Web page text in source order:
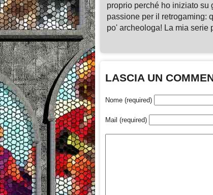
proprio perché ho iniziato su
passione per il retrogaming:
po' archeologa! La mia serie
LASCIA UN
Nome (required)
Mail (required)